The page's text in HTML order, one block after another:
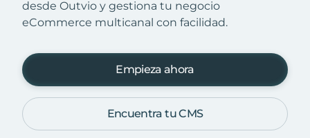
desde Outvio y gestiona tu negocio
eCommerce multicanal con facilidad.
Empieza ahora
Encuentra tu CMS